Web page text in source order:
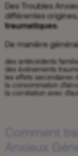
Des Troubles
différentes
traumatiques.
De manière
des antécédents
des événements
les effets secondaires
la consommation
la corrélation avec